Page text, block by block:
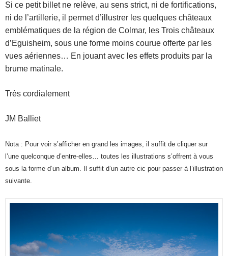
Si ce petit billet ne relève, au sens strict, ni de fortifications,
ni de l’artillerie, il permet d’illustrer les quelques châteaux
emblématiques de la région de Colmar, les Trois châteaux
d’Eguisheim, sous une forme moins courue offerte par les
vues aériennes… En jouant avec les effets produits par la
brume matinale.
Très cordialement
JM Balliet
Nota : Pour voir s’afficher en grand les images, il suffit de cliquer sur
l’une quelconque d’entre-elles… toutes les illustrations s’offrent à vous
sous la forme d’un album. Il suffit d’un autre cic pour passer à l’illustration
suivante.